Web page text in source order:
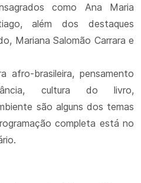
como Ana Maria
além dos destaques
Mariana Salomão Carrara e
afro-brasileira, pensamento
cultura do livro,
são alguns dos temas
completa está no